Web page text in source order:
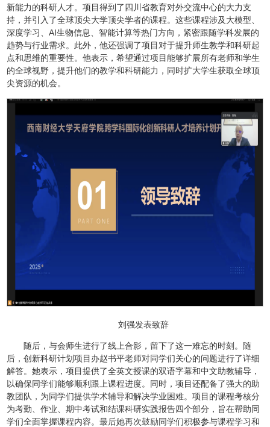
新能力的科研人才。项目得到了四川省教育对外交流中心的大力支
持，并引入了全球顶尖大学顶尖学者的课程。这些课程涉及大模型、
深度学习、AI生物信息、智能计算等热门方向，紧密跟随学科发展的
趋势与行业需求。此外，他还强调了项目对于提升师生教学和科研起
点和思维的重要性。他表示，希望通过项目能够扩展所有老师和学生
的全球视野，提升他们的教学和科研能力，同时扩大学生获取全球顶
尖资源的机会。
刘强发表致辞
随后，与会师生进行了线上合影，留下了这一难忘的时刻。随
后，创新科研计划项目办赵书平老师对同学们关心的问题进行了详细
解答。她表示，项目提供了全英文授课的双语字幕和中文助教辅导，
以确保同学们能够顺利跟上课程进度。同时，项目还配备了强大的助
教团队，为同学们提供学术辅导和解决学业困难。项目的课程考核分
为考勤、作业、期中考试和结课科研实践报告四个部分，旨在帮助同
学们全面掌握课程内容。最后她再次鼓励同学们积极参与课程学习和